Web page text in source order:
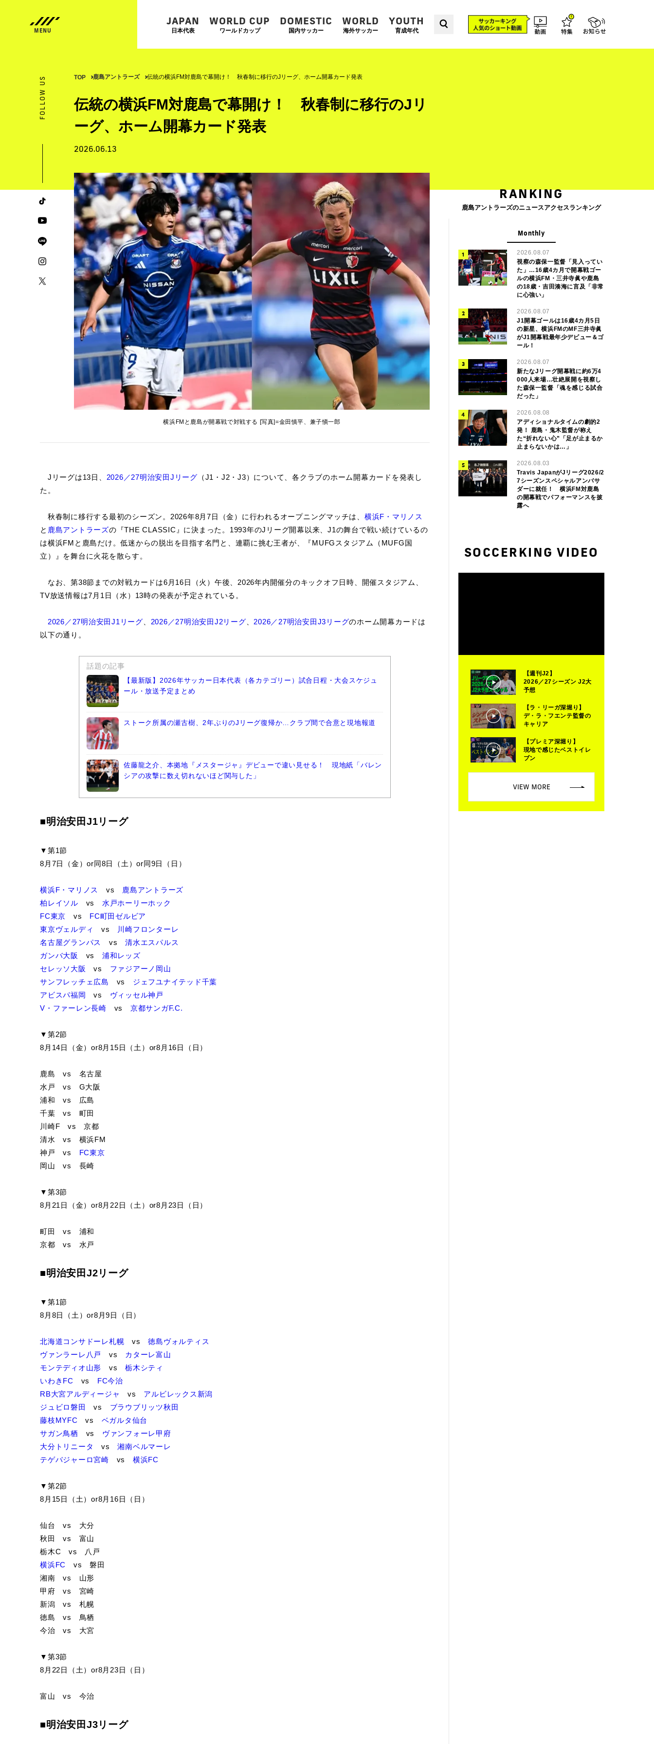
JAPAN
日本代表
WORLD CUP
ワールドカップ
DOMESTIC
国内サッカー
WORLD
海外サッカー
YOUTH
育成年代
FOLLOW US TOP 鹿島アントラーズ 伝統の横浜FM対鹿島で幕開け！ 秋春制に移行のJリーグ、ホーム開幕カード発表
伝統の横浜FM対鹿島で幕開け！ 秋春制に移行のJリ
ーグ、ホーム開幕カード発表
2026.06.13
横浜FMと鹿島が開幕戦で対戦する [写真]=金田慎平、兼子愼一郎
Jリーグは13日、 2026／27明治安田Jリーグ （J1・J2・J3）について、各クラブのホーム開幕カードを発表し
た。
秋春制に移行する最初のシーズン。2026年8月7日（金）に行われるオープニングマッチは、 横浜F・マリノス
と 鹿島アントラーズの『THE CLASSIC』に決まった。1993年のJリーグ開幕以来、J1の舞台で戦い続けているの
は横浜FMと鹿島だけ。低迷からの脱出を目指す名門と、連覇に挑む王者が、『MUFGスタジアム（MUFG国
立）』を舞台に火花を散らす。
なお、第38節までの対戦カードは6月16日（火）午後、2026年内開催分のキックオフ日時、開催スタジアム、
TV放送情報は7月1日（水）13時の発表が予定されている。
2026／27明治安田J1リーグ 2026／27明治安田J2リーグ 2026／27明治安田J3リーグのホーム開幕カードは
以下の通り。
話題の記事
【最新版】2026年サッカー日本代表（各カテゴリー）試合日程・大会スケジュ
ール・放送予定まとめ
ストーク所属の瀬古樹、2年ぶりのJリーグ復帰か…クラブ間で合意と現地報道
佐藤龍之介、本拠地『メスタージャ』デビューで違い見せる！ 現地紙「バレン
シアの攻撃に数え切れないほど関与した」
■明治安田J1リーグ
▼第1節
8月7日（金）or同8日（土）or同9日（日）
横浜F・マリノス vs
鹿島アントラーズ
柏レイソル vs 水戸ホーリーホック
FC東京 vs FC町田ゼルビア
東京ヴェルディ
vs
川崎フロンターレ
名古屋グランパス
vs 清水エスパルス
ガンバ大阪
vs 浦和レッズ
セレッソ大阪
vs ファジアーノ岡山
サンフレッチェ広島
vs ジェフユナイテッド千葉
アビスパ福岡 vs ヴィッセル神戸
V・ファーレン長崎 vs 京都サンガF.C.
▼第2節
8月14日（金）or8月15日（土）or8月16日（日）
鹿島 vs 名古屋
水戸 vs G大阪
浦和 vs 広島
千葉 vs 町田
川崎F vs 京都
清水 vs 横浜FM
神戸 vs FC東京
岡山 vs 長崎
▼第3節
8月21日（金）or8月22日（土）or8月23日（日）
町田 vs 浦和
京都 vs 水戸
■明治安田J2リーグ
▼第1節
8月8日（土）or8月9日（日）
北海道コンサドーレ札幌 vs徳島ヴォルティス
ヴァンラーレ八戸
vs
カターレ富山
モンテディオ山形 vs 栃木シティ
いわきFC
vs FC今治
RB大宮アルディージャ
vs アルビレックス新潟
ジュビロ磐田
vs ブラウブリッツ秋田
藤枝MYFC vs ベガルタ仙台
サガン鳥栖
vs ヴァンフォーレ甲府
大分トリニータ
vs湘南ベルマーレ
テゲバジャーロ宮崎 vs 横浜FC
▼第2節
8月15日（土）or8月16日（日）
仙台 vs 大分
秋田 vs 富山
栃木C vs 八戸
横浜FC
vs 磐田
湘南 vs 山形
甲府 vs 宮崎
新潟 vs 札幌
徳島 vs 鳥栖
今治 vs 大宮
▼第3節
8月22日（土）or8月23日（日）
富山 vs 今治
■明治安田J3リーグ
RANKING
鹿島アントラーズのニュースアクセスランキング
Monthly
2026.08.07
視察の森保一監督「見入ってい
た」…16歳4カ月で開幕戦ゴー
ルの横浜FM・三井寺眞や鹿島
の18歳・吉田湊海に言及「非常
に心強い」
2026.08.07
J1開幕ゴールは16歳4カ月5日
の新星、横浜FMのMF三井寺眞
がJ1開幕戦最年少デビュー＆ゴ
ール！
2026.08.07
新たなJリーグ開幕戦に約6万4
000人来場…壮絶展開を視察し
た森保一監督「魂を感じる試合
だった」
2026.08.08
アディショナルタイムの劇的2
発！ 鹿島・鬼木監督が称え
た“折れない心”「足が止まるか
止まらないかは…」
2026.08.03
Travis JapanがJリーグ2026/2
7シーズンスペシャルアンバサ
ダーに就任！ 横浜FM対鹿島
の開幕戦でパフォーマンスを披
露へ
SOCCERKING VIDEO
【週刊J2】
2026／27シーズン J2大
予想
【ラ・リーガ深堀り】
デ・ラ・フエンテ監督の
キャリア
【プレミア深堀り】
現地で感じたベストイレ
ブン
VIEW MORE